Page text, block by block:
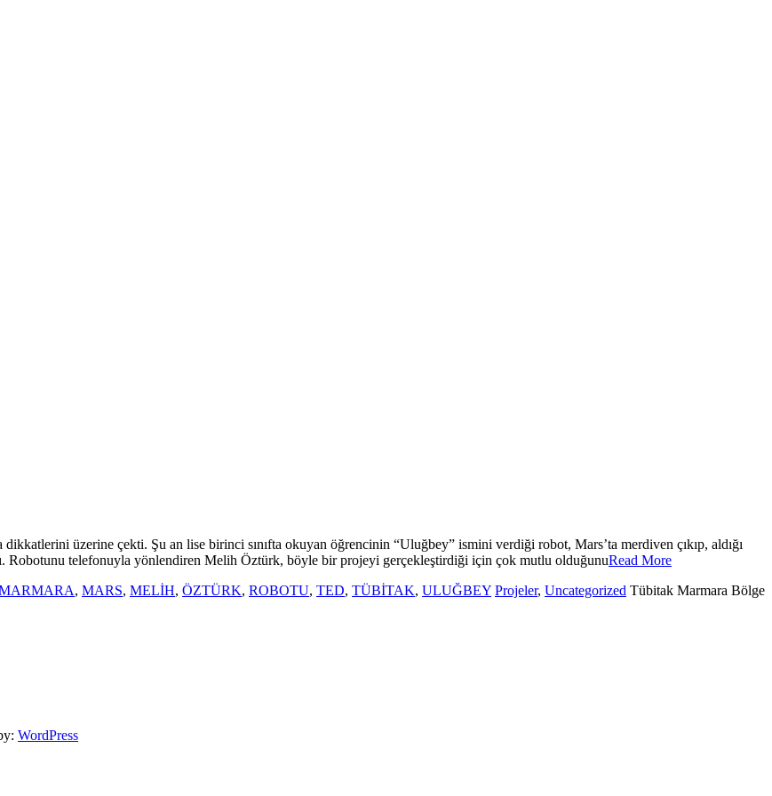
üzerine çekti. Şu an lise birinci sınıfta okuyan öğrencinin “Uluğbey” ismini verdiği robot, Mars’ta merdiven çıkıp, aldığı
Robotunu telefonuyla yönlendiren Melih Öztürk, böyle bir projeyi gerçekleştirdiği için çok mutlu olduğunuRead More
, MARS, MELİH, ÖZTÜRK, ROBOTU, TED, TÜBİTAK, ULUĞBEY Projeler, Uncategorized Tübitak Marmara Bölge
WordPress